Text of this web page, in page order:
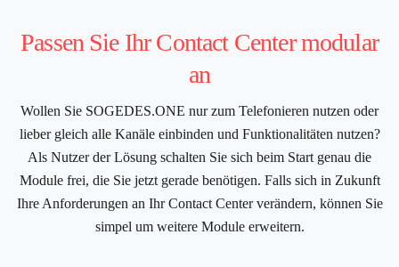
Passen Sie Ihr Contact Center modular
an
Wollen Sie SOGEDES.ONE nur zum Telefonieren nutzen oder
lieber gleich alle Kanäle einbinden und Funktionalitäten nutzen?
Als Nutzer der Lösung schalten Sie sich beim Start genau die
Module frei, die Sie jetzt gerade benötigen. Falls sich in Zukunft
Ihre Anforderungen an Ihr Contact Center verändern, können Sie
simpel um weitere Module erweitern.